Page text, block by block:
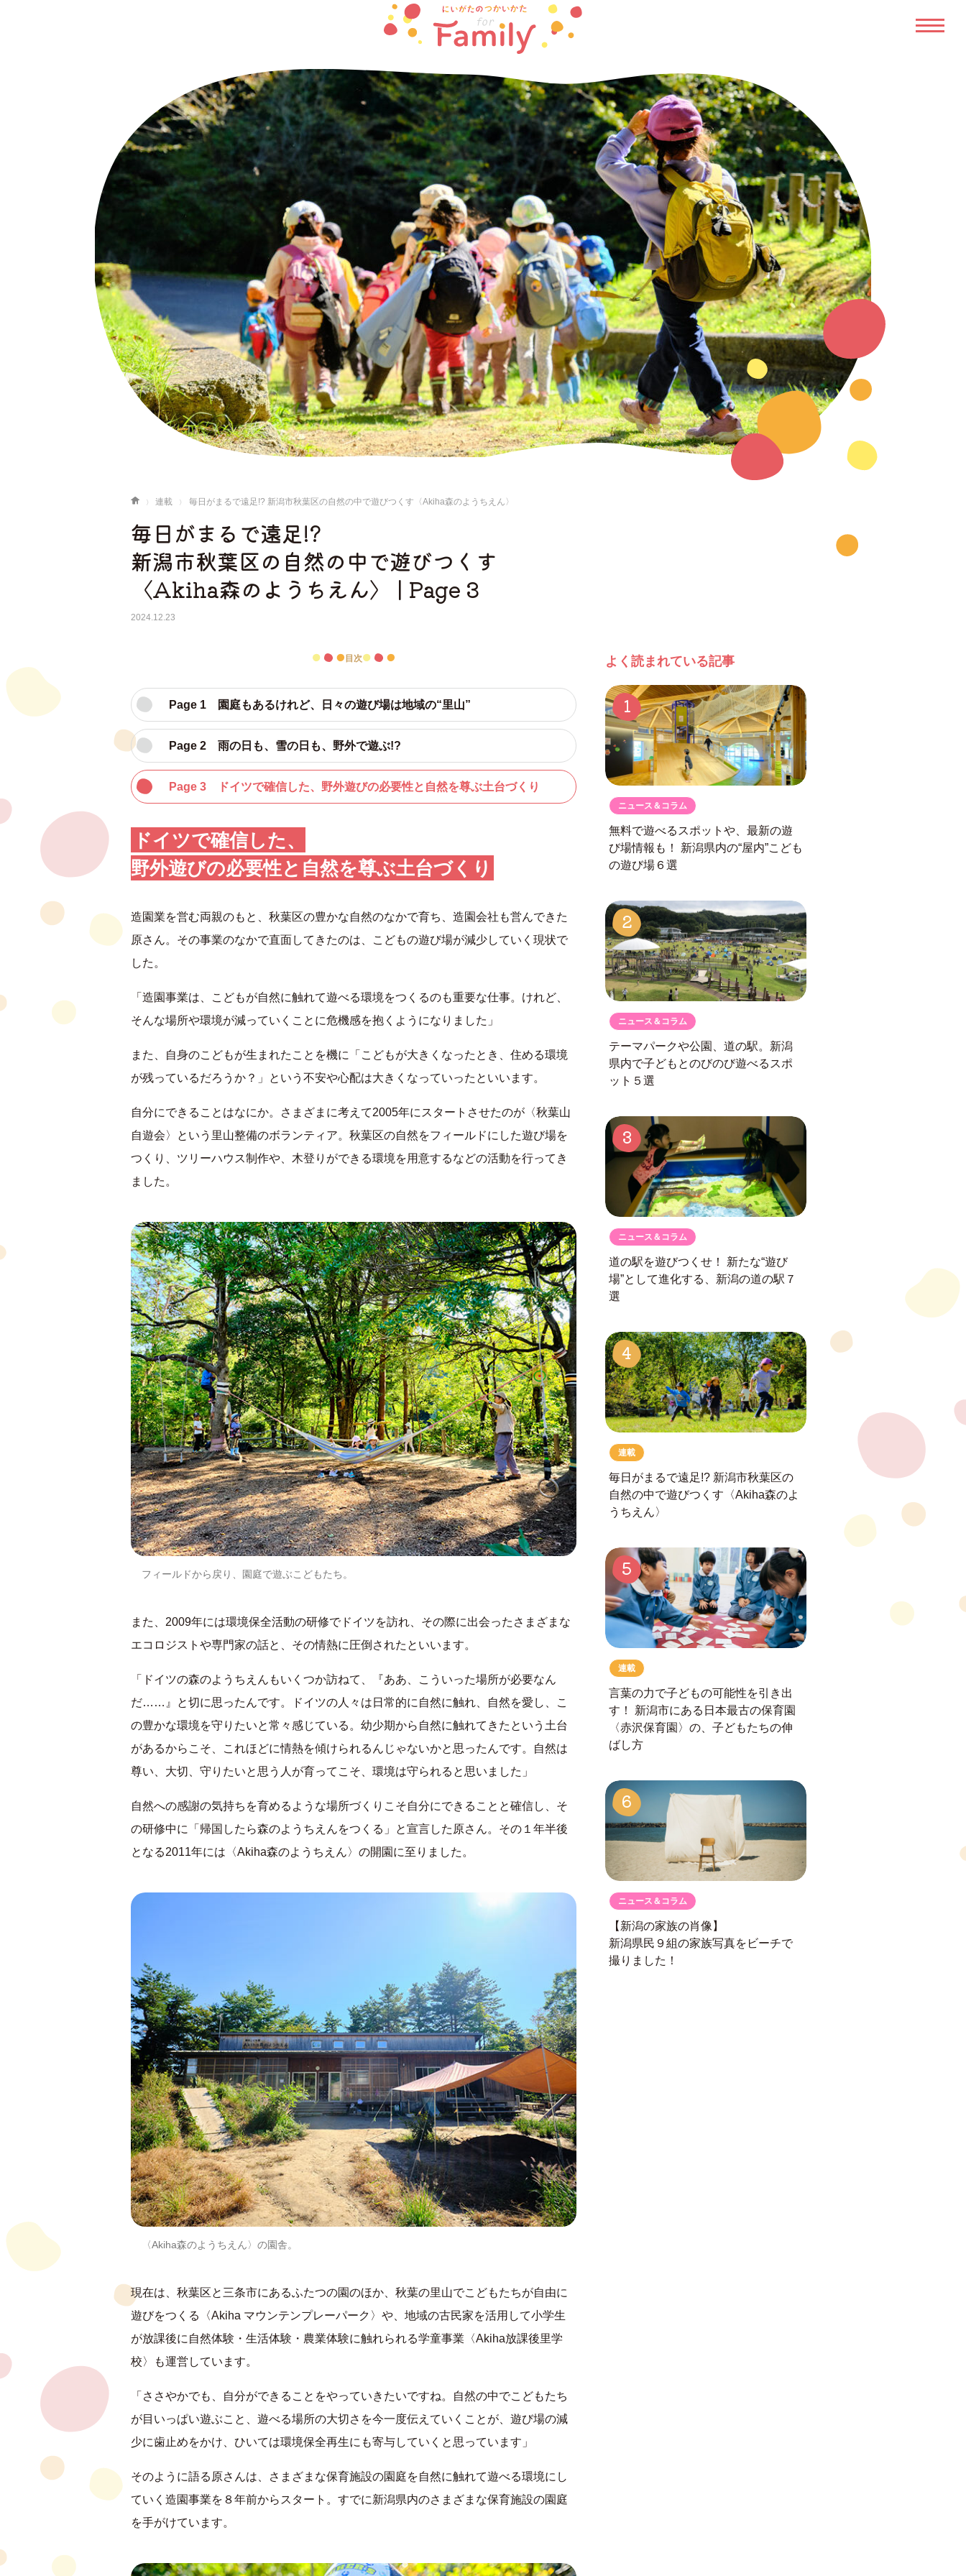
連載 毎日がまるで遠足!? 新潟市秋葉区の自然の中で遊びつくす〈Akiha森のようちえん〉
毎日がまるで遠足!?
新潟市秋葉区の自然の中で遊びつくす
〈Akiha森のようちえん〉 | Page 3
2024.12.23
目次
Page 1 園庭もあるけれど、日々の遊び場は地域の“里山”
Page 2 雨の日も、雪の日も、野外で遊ぶ!?
Page 3 ドイツで確信した、野外遊びの必要性と自然を尊ぶ土台づくり
ドイツで確信した、
野外遊びの必要性と自然を尊ぶ土台づくり
造園業を営む両親のもと、秋葉区の豊かな自然のなかで育ち、造園会社も営んできた
原さん。その事業のなかで直面してきたのは、こどもの遊び場が減少していく現状で
した。
「造園事業は、こどもが自然に触れて遊べる環境をつくるのも重要な仕事。けれど、
そんな場所や環境が減っていくことに危機感を抱くようになりました」
また、自身のこどもが生まれたことを機に「こどもが大きくなったとき、住める環境
が残っているだろうか？」という不安や心配は大きくなっていったといいます。
自分にできることはなにか。さまざまに考えて2005年にスタートさせたのが〈秋葉山
自遊会〉という里山整備のボランティア。秋葉区の自然をフィールドにした遊び場を
つくり、ツリーハウス制作や、木登りができる環境を用意するなどの活動を行ってき
ました。
フィールドから戻り、園庭で遊ぶこどもたち。
また、2009年には環境保全活動の研修でドイツを訪れ、その際に出会ったさまざまな
エコロジストや専門家の話と、その情熱に圧倒されたといいます。
「ドイツの森のようちえんもいくつか訪ねて、『ああ、こういった場所が必要なん
だ……』と切に思ったんです。ドイツの人々は日常的に自然に触れ、自然を愛し、こ
の豊かな環境を守りたいと常々感じている。幼少期から自然に触れてきたという土台
があるからこそ、これほどに情熱を傾けられるんじゃないかと思ったんです。自然は
尊い、大切、守りたいと思う人が育ってこそ、環境は守られると思いました」
自然への感謝の気持ちを育めるような場所づくりこそ自分にできることと確信し、そ
の研修中に「帰国したら森のようちえんをつくる」と宣言した原さん。その１年半後
となる2011年には〈Akiha森のようちえん〉の開園に至りました。
〈Akiha森のようちえん〉の園舎。
現在は、秋葉区と三条市にあるふたつの園のほか、秋葉の里山でこどもたちが自由に
遊びをつくる〈Akiha マウンテンプレーパーク〉や、地域の古民家を活用して小学生
が放課後に自然体験・生活体験・農業体験に触れられる学童事業〈Akiha放課後里学
校〉も運営しています。
「ささやかでも、自分ができることをやっていきたいですね。自然の中でこどもたち
が目いっぱい遊ぶこと、遊べる場所の大切さを今一度伝えていくことが、遊び場の減
少に歯止めをかけ、ひいては環境保全再生にも寄与していくと思っています」
そのように語る原さんは、さまざまな保育施設の園庭を自然に触れて遊べる環境にし
ていく造園事業を８年前からスタート。すでに新潟県内のさまざまな保育施設の園庭
を手がけています。
よく読まれている記事
1
ニュース＆コラム
無料で遊べるスポットや、最新の遊
び場情報も！ 新潟県内の“屋内”こども
の遊び場６選
2
ニュース＆コラム
テーマパークや公園、道の駅。 新潟
県内で子どもとのびのび遊べるスポ
ット５選
3
ニュース＆コラム
道の駅を遊びつくせ！ 新たな“遊び
場”として進化する、 新潟の道の駅７
選
4
連載
毎日がまるで遠足!? 新潟市秋葉区の
自然の中で遊びつくす 〈Akiha森のよ
うちえん〉
5
連載
言葉の力で子どもの可能性を引き出
す！ 新潟市にある日本最古の保育園
〈赤沢保育園〉の、子どもたちの伸
ばし方
6
ニュース＆コラム
【新潟の家族の肖像】
新潟県民９組の家族写真をビーチで
撮りました！